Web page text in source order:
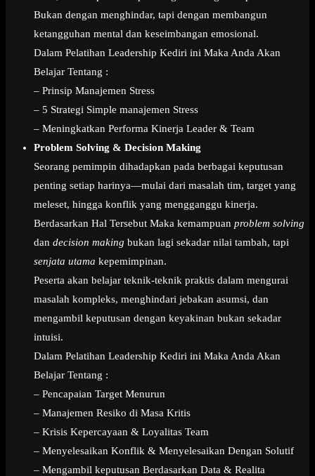
Bukan dengan menghindar, tapi dengan membangun
ketangguhan mental dan keseimbangan emosional.
Dalam Pelatihan Leadership Kediri ini Maka Anda Akan
Belajar Tentang :
– Prinsip Manajemen Stress
– 5 Strategi Simple manajemen Stress
– Meningkatkan Performa Kinerja Leader & Team
Problem Solving & Decision Making
Seorang pemimpin dihadapkan pada berbagai keputusan
penting setiap harinya—mulai dari masalah tim, target yang
meleset, hingga konflik yang mengganggu kinerja.
Berdasarkan Hal Tersebut Maka kemampuan problem solving
dan decision making bukan lagi sekadar nilai tambah, tapi
senjata utama kepemimpinan.
Peserta akan belajar teknik-teknik praktis dalam mengurai
masalah kompleks, menghindari jebakan asumsi, dan
mengambil keputusan dengan keyakinan bukan sekadar
intuisi.
Dalam Pelatihan Leadership Kediri ini Maka Anda Akan
Belajar Tentang :
– Pencapaian Target Menurun
– Manajemen Resiko di Masa Kritis
– Krisis Kepercayaan & Loyalitas Team
– Menyelesaikan Konflik & Menyelesaikan Dengan Solutif
– Mengambil keputusan Berdasarkan Data & Realita